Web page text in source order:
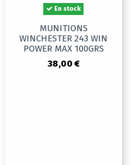
En stock
MUNITIONS
WINCHESTER 243 WIN
POWER MAX 100GRS
38,00 €